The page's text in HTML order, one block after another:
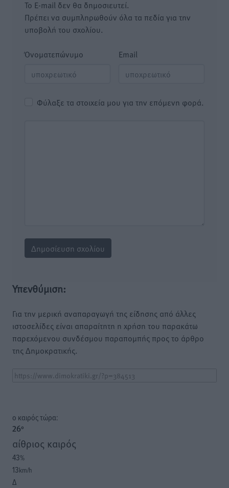
Το E-mail δεν θα δημοσιευτεί.
Πρέπει να συμπληρωθούν όλα τα πεδία για την
υποβολή του σχολίου.
Όνοματεπώνυμο Email
Φύλαξε τα στοιχεία μου για την επόμενη φορά.
Υπενθύμιση:
Για την μερική αναπαραγωγή της είδησης από άλλες
ιστοσελίδες είναι απαραίτητη η χρήση του παρακάτω
παρεχόμενου συνδέσμου παραπομπής προς το άρθρο
της Δημοκρατικής.
o καιρός τώρα:
26°
αίθριος καιρός
43%
13km/h
Δ